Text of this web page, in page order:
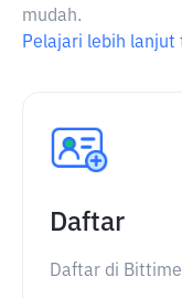
mudah.
Pelajari lebih
Daftar
Daftar di